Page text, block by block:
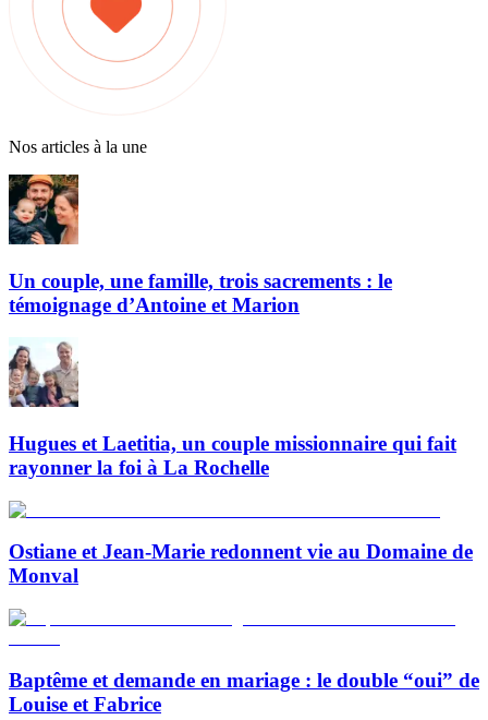
Nos articles à la une
Un couple, une famille, trois sacrements : le
témoignage d’Antoine et Marion
Hugues et Laetitia, un couple missionnaire qui fait
rayonner la foi à La Rochelle
Ostiane et Jean-Marie redonnent vie au Domaine de
Monval
Baptême et demande en mariage : le double “oui” de
Louise et Fabrice